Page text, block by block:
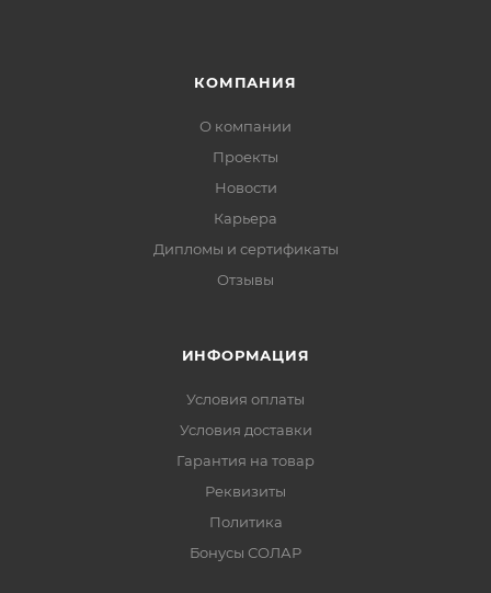
КОМПАНИЯ
О компании
Проекты
Новости
Карьера
Дипломы и сертификаты
Отзывы
ИНФОРМАЦИЯ
Условия оплаты
Условия доставки
Гарантия на товар
Реквизиты
Политика
Бонусы СОЛАР